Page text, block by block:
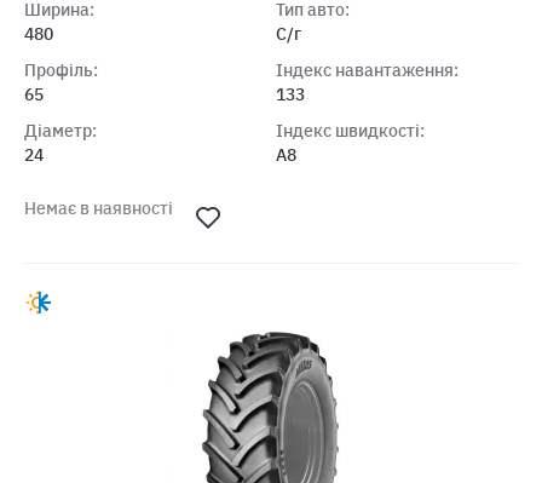
Ширина:
480
Профіль:
65
Діаметр:
24
Тип авто:
С/г
Індекс навантаження:
133
Індекс швидкості:
A8
Немає в наявності